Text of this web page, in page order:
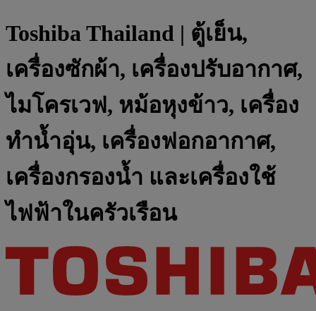
Toshiba Thailand | ตู้เย็น,
เครื่องซักผ้า, เครื่องปรับอากาศ,
ไมโครเวฟ, หม้อหุงข้าว, เครื่อง
ทำน้ำอุ่น, เครื่องฟอกอากาศ,
เครื่องกรองน้ำ และเครื่องใช้
ไฟฟ้าในครัวเรือน